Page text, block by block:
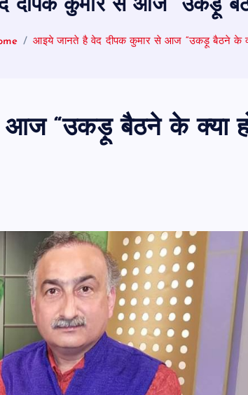
दीपक कुमार से आज “उकड़ू
आइये जानते है वेद दीपक कुमार से आज “उकड़ू बैठने के
“उकड़ू बैठने के क्या